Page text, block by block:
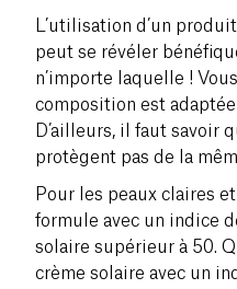
L’utilisation d’un
peut se révéler
n’importe laquelle !
composition est
D’ailleurs, il faut savoir
protègent pas de la
Pour les peaux claires
formule avec un indice
solaire supérieur à 50.
crème solaire avec un